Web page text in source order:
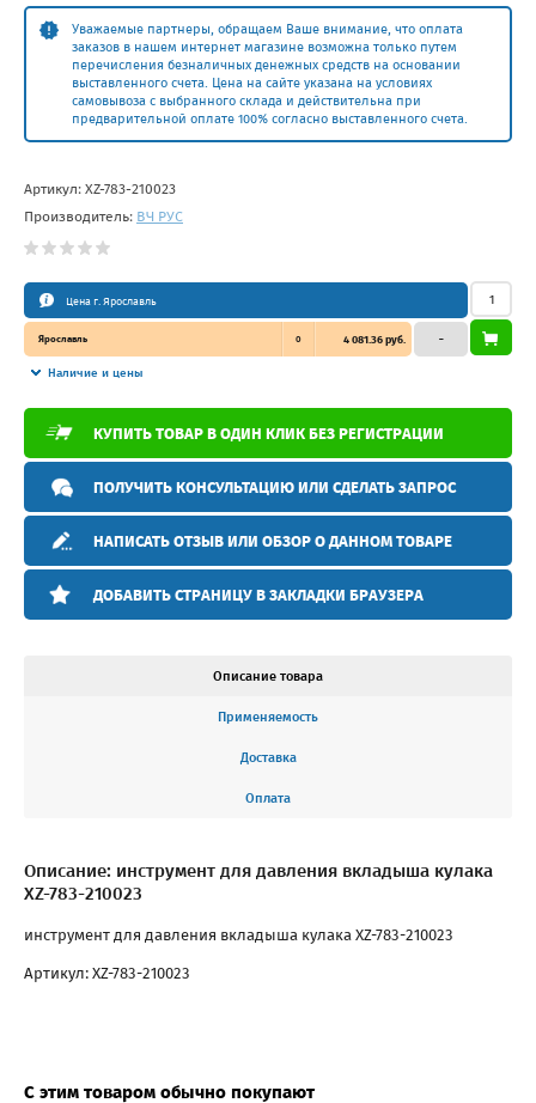
Уважаемые партнеры, обращаем Ваше внимание, что оплата
заказов в нашем интернет магазине возможна только путем
перечисления безналичных денежных средств на основании
выставленного счета. Цена на сайте указана на условиях
самовывоза с выбранного склада и действительна при
предварительной оплате 100% согласно выставленного счета.
Артикул: XZ-783-210023
Производитель: ВЧ РУС
Цена г. Ярославль
Ярославль 0 4 081.36 руб.
Наличие и цены
–
КУПИТЬ ТОВАР В ОДИН КЛИК БЕЗ РЕГИСТРАЦИИ
ПОЛУЧИТЬ КОНСУЛЬТАЦИЮ ИЛИ СДЕЛАТЬ ЗАПРОС
НАПИСАТЬ ОТЗЫВ ИЛИ ОБЗОР О ДАННОМ ТОВАРЕ
ДОБАВИТЬ СТРАНИЦУ В ЗАКЛАДКИ БРАУЗЕРА
Описание товара
Применяемость
Доставка
Оплата
Описание: инструмент для давления вкладыша кулака
XZ-783-210023
инструмент для давления вкладыша кулака XZ-783-210023
Артикул: XZ-783-210023
С этим товаром обычно покупают